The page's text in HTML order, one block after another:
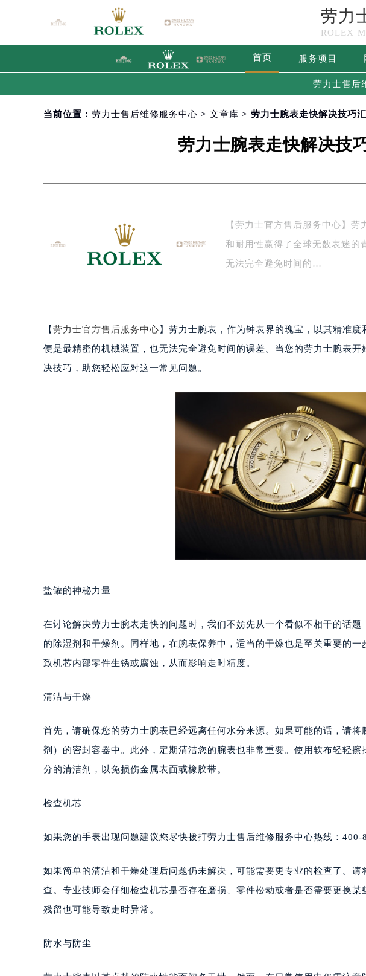
劳力
ROLEX
首页 服务项目
劳力士售后
当前位置： 劳力士售后维修服务中心 > 文章库 > 劳力士腕表走快解决技巧
劳力士腕表走快解决技
【劳力士官方售后服务中心】
和耐用性赢得了全球无数表迷的
无法完全避免时间的…
【 劳力士官方售后服务中心 】劳力士腕表，作为钟表界的瑰宝，以其精准
便是最精密的机械装置，也无法完全避免时间的误差。当您的劳力士腕表
决技巧，助您轻松应对这一常见问题。
盐罐的神秘力量
在讨论解决劳力士腕表走快的问题时，我们不妨先从一个看似不相干的话
的除湿剂和干燥剂。同样地，在腕表保养中，适当的干燥也是至关重要的
致机芯内部零件生锈或腐蚀，从而影响走时精度。
清洁与干燥
首先，请确保您的劳力士腕表已经远离任何水分来源。如果可能的话，请
剂）的密封容器中。此外，定期清洁您的腕表也非常重要。使用软布轻轻
分的清洁剂，以免损伤金属表面或橡胶带。
检查机芯
如果您的手表出现问题建议您尽快拨打劳力士售后维修服务中心热线：400-
如果简单的清洁和干燥处理后问题仍未解决，可能需要更专业的检查了。
查。专业技师会仔细检查机芯是否存在磨损、零件松动或者是否需要更换
残留也可能导致走时异常。
防水与防尘